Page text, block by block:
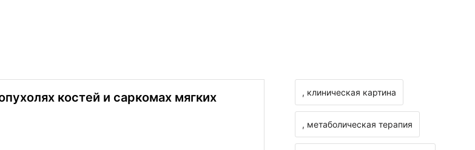
, клиническая картина
, метаболическая терапия
костей и саркомах мягких